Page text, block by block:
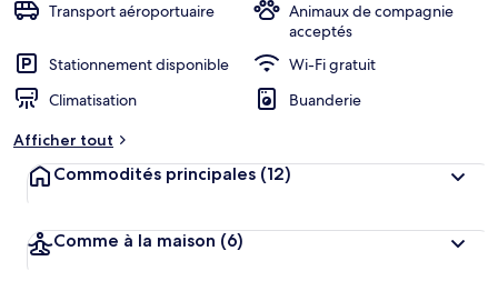
Transport aéroportuaire
Animaux de compagnie
acceptés
Stationnement disponible
Wi-Fi gratuit
Climatisation
Buanderie
Afficher tout
Commodités principales (12)
Comme à la maison (6)